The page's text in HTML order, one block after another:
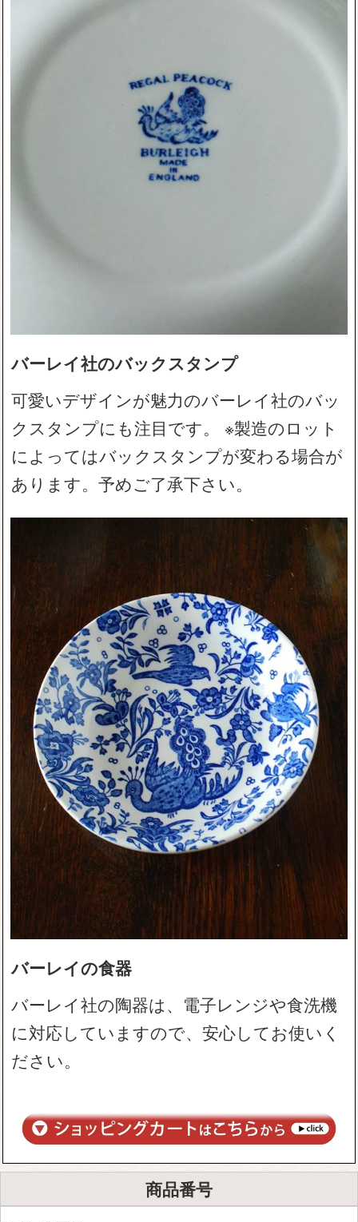
バーレイ社のバックスタンプ
可愛いデザインが魅力のバーレイ社のバッ
クスタンプにも注目です。 ※製造のロット
によってはバックスタンプが変わる場合が
あります。予めご了承下さい。
バーレイの食器
バーレイ社の陶器は、電子レンジや食洗機
に対応していますので、安心してお使いく
ださい。
商品番号